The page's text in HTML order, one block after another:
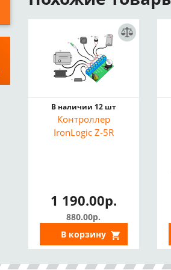
В наличии 12 шт
Контроллер
IronLogic Z-5R
1 190.00р.
880.00р.
В корзину